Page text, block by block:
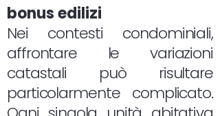
bonus edilizi
Nei contesti condominiali,
affrontare le variazioni
catastali può risultare
particolarmente complicato.